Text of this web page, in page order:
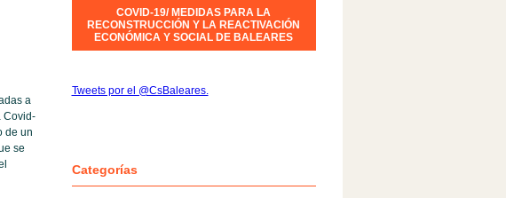
a
Covid-
de un
se
COVID-19/ MEDIDAS PARA LA
RECONSTRUCCIÓN Y LA REACTIVACIÓN
ECONÓMICA Y SOCIAL DE BALEARES
Tweets por el @CsBaleares.
Categorías